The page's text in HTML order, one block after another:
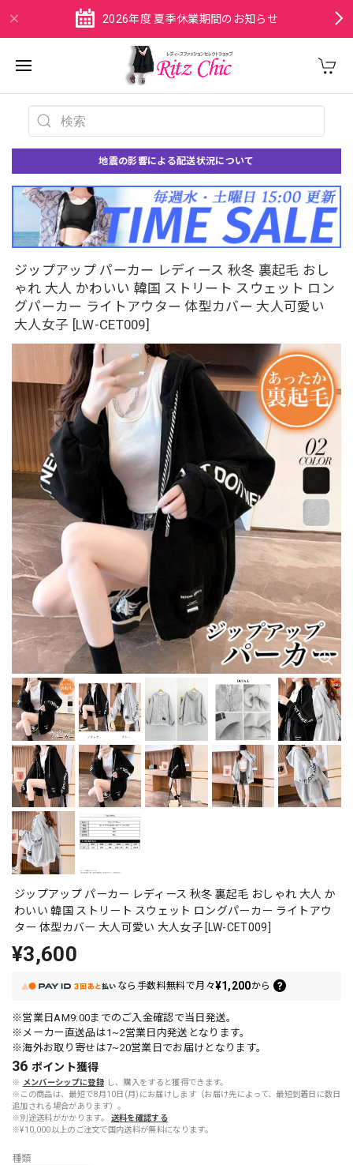
2026年度 夏季休業期間のお知らせ
地震の影響による配送状況について
ジップアップ パーカー レディース 秋冬 裏起毛 おし
ゃれ 大人 かわいい 韓国 ストリート スウェット ロン
グパーカー ライトアウター 体型カバー 大人可愛い
大人女子 [LW-CET009]
ジップアップ パーカー レディース 秋冬 裏起毛 おしゃれ 大人 か
わいい 韓国 ストリート スウェット ロングパーカー ライトアウ
ター 体型カバー 大人可愛い 大人女子 [LW-CET009]
¥3,600
なら 手数料無料で月々¥1,200から
※営業日AM9:00までのご入金確認で当日発送。
※メーカー直送品は1~2営業日内発送となります。
※海外お取り寄せは7~20営業日でお届けとなります。
36 ポイント獲得
※ メンバーシップに登録 し、購入をすると獲得できます。
※この商品は、最短で8月10日(月)にお届けします（お届け先によって、最短到着日に数日
追加される場合があります）。
※別途送料がかかります。
送料を確認する
※¥10,000以上のご注文で国内送料が無料になります。
種類